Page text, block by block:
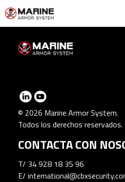
© 2026 Marine Armor System.
Todos los derechos reservados.
CONTACTA CON
T/ 34 928 18 35 96
E/